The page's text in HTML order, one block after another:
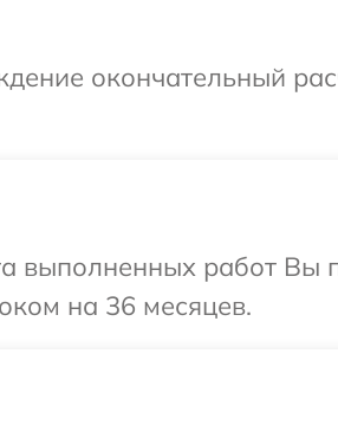
окончательный
выполненных работ Вы
на 36 месяцев.